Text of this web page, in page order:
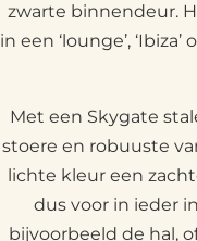
zwarte binnendeur.
in een ‘lounge’,
Met een Skygate
stoere en robuuste
lichte kleur een
dus voor in ieder
bijvoorbeeld de hal,